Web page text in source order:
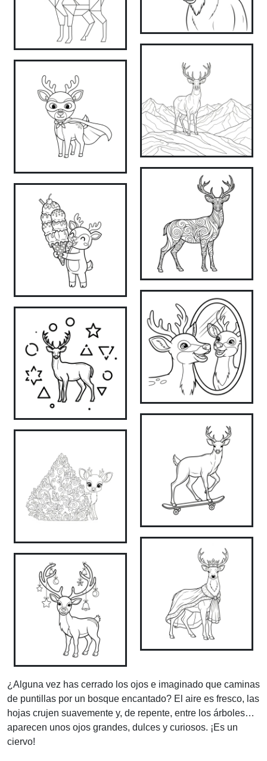
¿Alguna vez has cerrado los ojos e imaginado que caminas
de puntillas por un bosque encantado? El aire es fresco, las
hojas crujen suavemente y, de repente, entre los árboles…
aparecen unos ojos grandes, dulces y curiosos. ¡Es un
ciervo!